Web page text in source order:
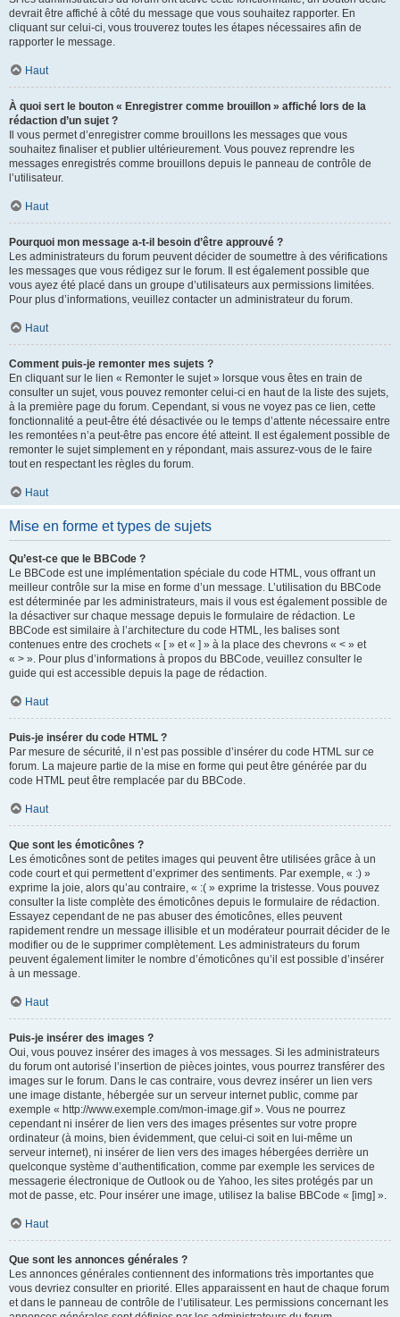
devrait être affiché à côté du message que vous souhaitez rapporter. En
cliquant sur celui-ci, vous trouverez toutes les étapes nécessaires afin de
rapporter le message.
Haut
À quoi sert le bouton « Enregistrer comme brouillon » affiché lors de la
rédaction d’un sujet ?
Il vous permet d’enregistrer comme brouillons les messages que vous
souhaitez finaliser et publier ultérieurement. Vous pouvez reprendre les
messages enregistrés comme brouillons depuis le panneau de contrôle de
l’utilisateur.
Haut
Pourquoi mon message a-t-il besoin d’être approuvé ?
Les administrateurs du forum peuvent décider de soumettre à des vérifications
les messages que vous rédigez sur le forum. Il est également possible que
vous ayez été placé dans un groupe d’utilisateurs aux permissions limitées.
Pour plus d’informations, veuillez contacter un administrateur du forum.
Haut
Comment puis-je remonter mes sujets ?
En cliquant sur le lien « Remonter le sujet » lorsque vous êtes en train de
consulter un sujet, vous pouvez remonter celui-ci en haut de la liste des sujets,
à la première page du forum. Cependant, si vous ne voyez pas ce lien, cette
fonctionnalité a peut-être été désactivée ou le temps d’attente nécessaire entre
les remontées n’a peut-être pas encore été atteint. Il est également possible de
remonter le sujet simplement en y répondant, mais assurez-vous de le faire
tout en respectant les règles du forum.
Haut
Mise en forme et types de sujets
Qu’est-ce que le BBCode ?
Le BBCode est une implémentation spéciale du code HTML, vous offrant un
meilleur contrôle sur la mise en forme d’un message. L’utilisation du BBCode
est déterminée par les administrateurs, mais il vous est également possible de
la désactiver sur chaque message depuis le formulaire de rédaction. Le
BBCode est similaire à l’architecture du code HTML, les balises sont
contenues entre des crochets « [ » et « ] » à la place des chevrons « < » et
« > ». Pour plus d’informations à propos du BBCode, veuillez consulter le
guide qui est accessible depuis la page de rédaction.
Haut
Puis-je insérer du code HTML ?
Par mesure de sécurité, il n’est pas possible d’insérer du code HTML sur ce
forum. La majeure partie de la mise en forme qui peut être générée par du
code HTML peut être remplacée par du BBCode.
Haut
Que sont les émoticônes ?
Les émoticônes sont de petites images qui peuvent être utilisées grâce à un
code court et qui permettent d’exprimer des sentiments. Par exemple, « :) »
exprime la joie, alors qu’au contraire, « :( » exprime la tristesse. Vous pouvez
consulter la liste complète des émoticônes depuis le formulaire de rédaction.
Essayez cependant de ne pas abuser des émoticônes, elles peuvent
rapidement rendre un message illisible et un modérateur pourrait décider de le
modifier ou de le supprimer complètement. Les administrateurs du forum
peuvent également limiter le nombre d’émoticônes qu’il est possible d’insérer
à un message.
Haut
Puis-je insérer des images ?
Oui, vous pouvez insérer des images à vos messages. Si les administrateurs
du forum ont autorisé l’insertion de pièces jointes, vous pourrez transférer des
images sur le forum. Dans le cas contraire, vous devrez insérer un lien vers
une image distante, hébergée sur un serveur internet public, comme par
exemple « http://www.exemple.com/mon-image.gif ». Vous ne pourrez
cependant ni insérer de lien vers des images présentes sur votre propre
ordinateur (à moins, bien évidemment, que celui-ci soit en lui-même un
serveur internet), ni insérer de lien vers des images hébergées derrière un
quelconque système d’authentification, comme par exemple les services de
messagerie électronique de Outlook ou de Yahoo, les sites protégés par un
mot de passe, etc. Pour insérer une image, utilisez la balise BBCode « [img] ».
Haut
Que sont les annonces générales ?
Les annonces générales contiennent des informations très importantes que
vous devriez consulter en priorité. Elles apparaissent en haut de chaque forum
et dans le panneau de contrôle de l’utilisateur. Les permissions concernant les